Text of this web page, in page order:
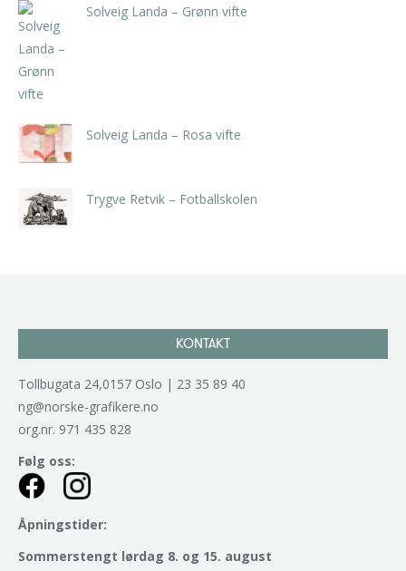
Solveig Landa – Grønn vifte
Solveig Landa – Rosa vifte
Trygve Retvik – Fotballskolen
KONTAKT
Tollbugata 24,0157 Oslo | 23 35 89 40
ng@norske-grafikere.no
org.nr. 971 435 828
Følg oss:
Åpningstider:
Sommerstengt lørdag 8. og 15. august